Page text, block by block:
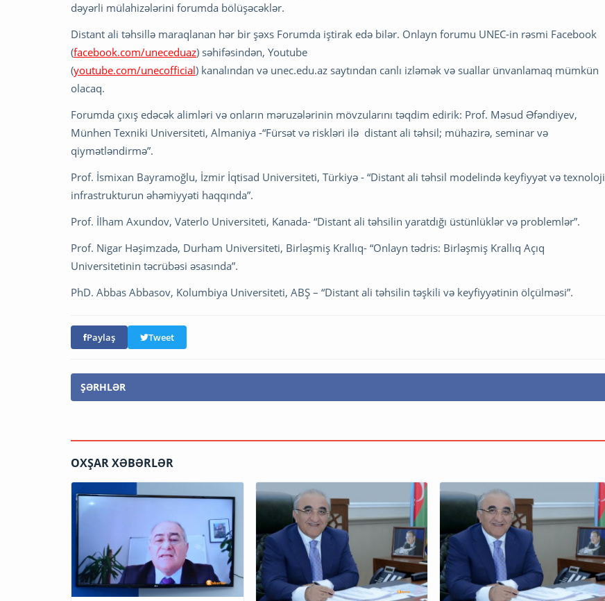
dəyərli mülahizələrini forumda bölüşəcəklər.
Distant ali təhsillə maraqlanan hər bir şəxs Forumda iştirak edə bilər. Onlayn forumu UNEC-in rəsmi Facebook
(facebook.com/uneceduaz) səhifəsindən, Youtube
(youtube.com/unecofficial) kanalından və unec.edu.az saytından canlı izləmək və suallar ünvanlamaq mümkün
olacaq.
Forumda çıxış edəcək alimləri və onların məruzələrinin mövzularını təqdim edirik: Prof. Məsud Əfəndiyev,
Münhen Texniki Universiteti, Almaniya -“Fürsət və riskləri ilə distant ali təhsil; mühazirə, seminar və
qiymətləndirmə”.
Prof. İsmixan Bayramoğlu, İzmir İqtisad Universiteti, Türkiyə - “Distant ali təhsil modelində keyfiyyət və texnoloji
infrastrukturun əhəmiyyəti haqqında”.
Prof. İlham Axundov, Vaterlo Universiteti, Kanada- “Distant ali təhsilin yaratdığı üstünlüklər və problemlər”.
Prof. Nigar Həşimzadə, Durham Universiteti, Birləşmiş Krallıq- “Onlayn tədris: Birləşmiş Krallıq Açıq
Universitetinin təcrübəsi əsasında”.
PhD. Abbas Abbasov, Kolumbiya Universiteti, ABŞ – “Distant ali təhsilin təşkili və keyfiyyətinin ölçülməsi”.
Paylaş Tweet
ŞƏRHLƏR
OXŞAR XƏBƏRLƏR